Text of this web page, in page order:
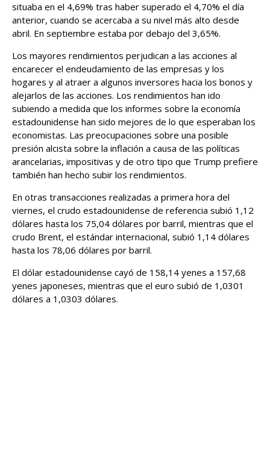
situaba en el 4,69% tras haber superado el 4,70% el día
anterior, cuando se acercaba a su nivel más alto desde
abril. En septiembre estaba por debajo del 3,65%.
Los mayores rendimientos perjudican a las acciones al
encarecer el endeudamiento de las empresas y los
hogares y al atraer a algunos inversores hacia los bonos y
alejarlos de las acciones. Los rendimientos han ido
subiendo a medida que los informes sobre la economía
estadounidense han sido mejores de lo que esperaban los
economistas. Las preocupaciones sobre una posible
presión alcista sobre la inflación a causa de las políticas
arancelarias, impositivas y de otro tipo que Trump prefiere
también han hecho subir los rendimientos.
En otras transacciones realizadas a primera hora del
viernes, el crudo estadounidense de referencia subió 1,12
dólares hasta los 75,04 dólares por barril, mientras que el
crudo Brent, el estándar internacional, subió 1,14 dólares
hasta los 78,06 dólares por barril.
El dólar estadounidense cayó de 158,14 yenes a 157,68
yenes japoneses, mientras que el euro subió de 1,0301
dólares a 1,0303 dólares.